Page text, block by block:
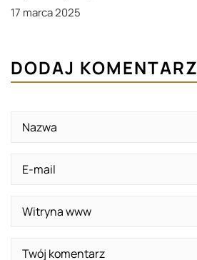
17 marca 2025
DODAJ KOMENTARZ